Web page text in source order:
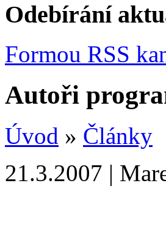
Odebírání
Formou RSS
Autoři
Úvod » Články
21.3.2007 |